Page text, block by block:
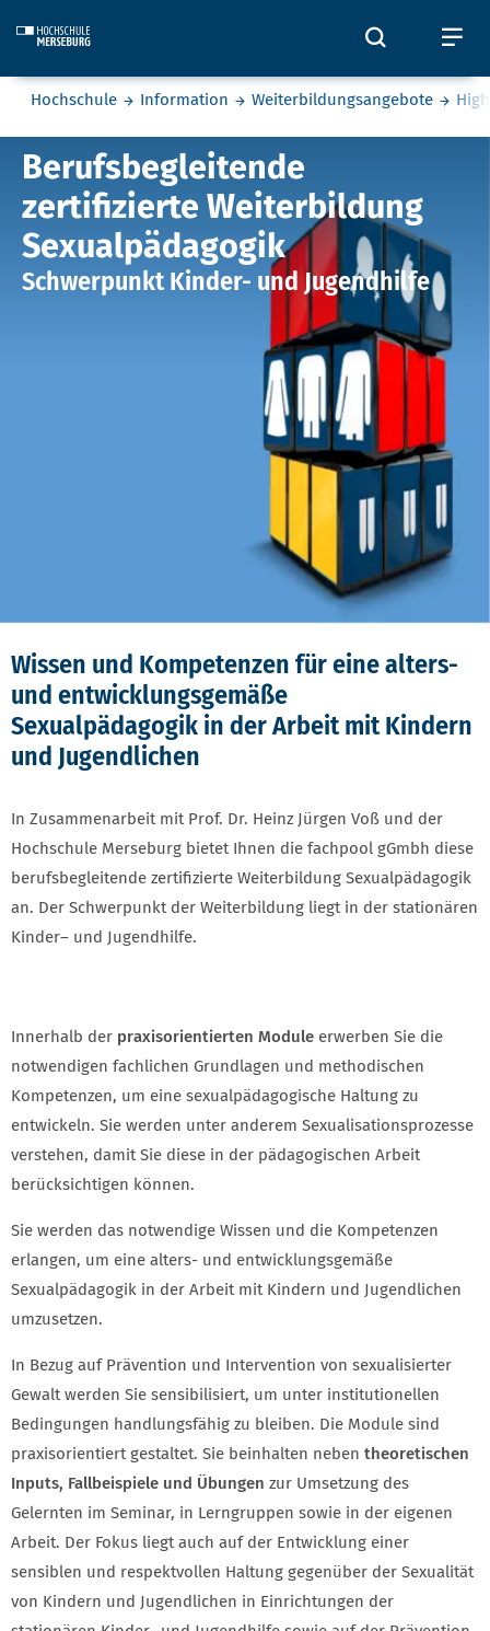
Öffnet
Sie befinden sich hier:
Hochschule Information Weiterbildungsangebote
zertifizierte Weiterbildung
Berufsbegleitende
zertifizierte Weiterbildung
Sexualpädagogik
Schwerpunkt Kinder- und Jugendhilfe
Wissen und Kompetenzen für eine alters-
und entwicklungsgemäße
Sexualpädagogik in der Arbeit mit Kindern
und Jugendlichen
In Zusammenarbeit mit Prof. Dr. Heinz Jürgen Voß und der
Hochschule Merseburg bietet Ihnen die fachpool gGmbh diese
berufsbegleitende zertifizierte Weiterbildung Sexualpädagogik
an. Der Schwerpunkt der Weiterbildung liegt in der stationären
Kinder– und Jugendhilfe.
SEXUALPÄDAGOGIK
Innerhalb der praxisorientierten Module erwerben Sie die
notwendigen fachlichen Grundlagen und methodischen
Kompetenzen, um eine sexualpädagogische Haltung zu
entwickeln. Sie werden unter anderem Sexualisationsprozesse
verstehen, damit Sie diese in der pädagogischen Arbeit
berücksichtigen können.
Sie werden das notwendige Wissen und die Kompetenzen
erlangen, um eine alters- und entwicklungsgemäße
Sexualpädagogik in der Arbeit mit Kindern und Jugendlichen
umzusetzen.
In Bezug auf Prävention und Intervention von sexualisierter
Gewalt werden Sie sensibilisiert, um unter institutionellen
Bedingungen handlungsfähig zu bleiben. Die Module sind
praxisorientiert gestaltet. Sie beinhalten neben theoretischen
Inputs, Fallbeispiele und Übungen zur Umsetzung des
Gelernten im Seminar, in Lerngruppen sowie in der eigenen
Arbeit. Der Fokus liegt auch auf der Entwicklung einer
sensiblen und respektvollen Haltung gegenüber der Sexualität
von Kindern und Jugendlichen in Einrichtungen der